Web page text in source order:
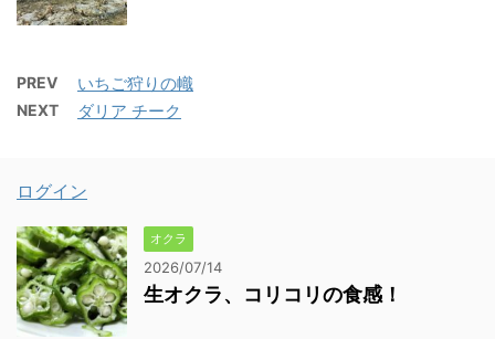
PREV いちご狩りの幟
NEXT ダリア チーク
ログイン
オクラ
2026/07/14
生オクラ、コリコリの食感！